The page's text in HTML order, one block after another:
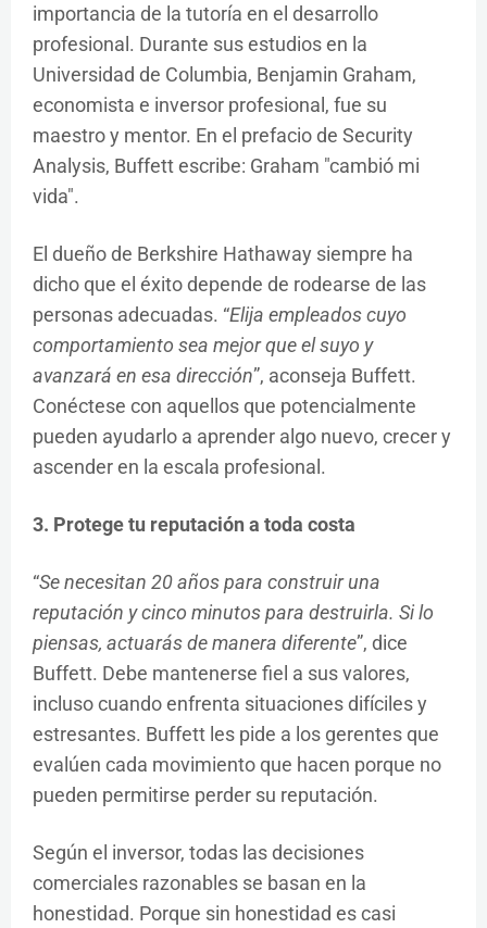
importancia de la tutoría en el desarrollo
profesional. Durante sus estudios en la
Universidad de Columbia, Benjamin Graham,
economista e inversor profesional, fue su
maestro y mentor. En el prefacio de Security
Analysis, Buffett escribe: Graham "cambió mi
vida".
El dueño de Berkshire Hathaway siempre ha
dicho que el éxito depende de rodearse de las
personas adecuadas. “Elija empleados cuyo
comportamiento sea mejor que el suyo y
avanzará en esa dirección”, aconseja Buffett.
Conéctese con aquellos que potencialmente
pueden ayudarlo a aprender algo nuevo, crecer y
ascender en la escala profesional.
3. Protege tu reputación a toda costa
“Se necesitan 20 años para construir una
reputación y cinco minutos para destruirla. Si lo
piensas, actuarás de manera diferente”, dice
Buffett. Debe mantenerse fiel a sus valores,
incluso cuando enfrenta situaciones difíciles y
estresantes. Buffett les pide a los gerentes que
evalúen cada movimiento que hacen porque no
pueden permitirse perder su reputación.
Según el inversor, todas las decisiones
comerciales razonables se basan en la
honestidad. Porque sin honestidad es casi